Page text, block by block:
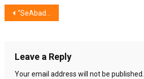
Post
“SeAbadPram” Bakal Hadir di Blora,Ulang Tahun ke-100 Tahun Pramoedya Ananta Toer
Leave a Reply
Your email address will not be published.